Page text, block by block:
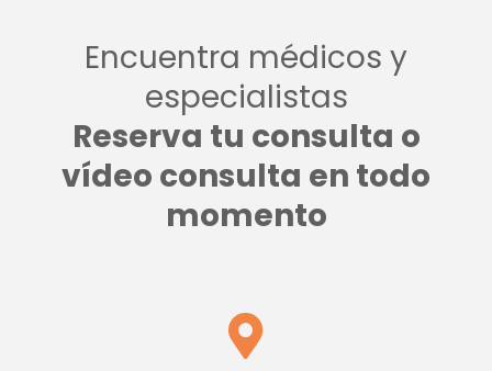
Encuentra médicos y
especialistas
Reserva tu consulta o
vídeo consulta en todo
momento